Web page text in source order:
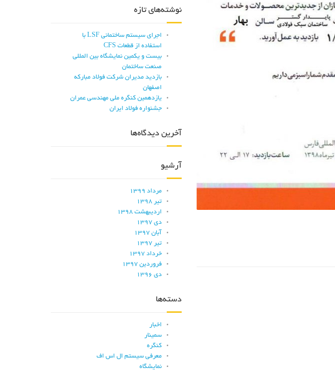
نوشته‌های تازه
اجرای سیستم ساختمانی LSF با
استفاده از قطعات CFS
بیست و یکمین نمایشگاه بین المللی
صنعت ساختمان
بازدید مدیران شرکت فولاد مبارکه
اصفهان
یازدهمین کنگره ملی مهندسی عمران
جشنواره فولاد ایران
آخرین دیدگاه‌ها
آرشیو
مرداد ۱۳۹۹
تیر ۱۳۹۸
اردیبهشت ۱۳۹۸
دی ۱۳۹۷
آبان ۱۳۹۷
تیر ۱۳۹۷
خرداد ۱۳۹۷
فروردین ۱۳۹۷
دی ۱۳۹۶
دسته‌ها
اخبار
سمینار
کنگره
معرفی سیستم ال اس اف
نمایشگاه